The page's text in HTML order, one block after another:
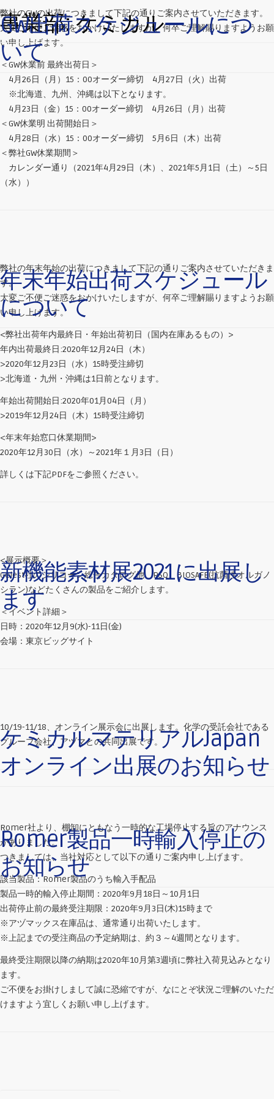
事業部:ケミカル
GW出荷スケジュールにつ
いて
弊社のGWの出荷につきまして下記の通りご案内させていただきます。
大変ご不便ご迷惑をおかけいたしますが、何卒ご理解賜りますようお願
い申し上げます。
＜GW休業前 最終出荷日＞
4月26日（月）15：00オーダー締切 4月27日（火）出荷
※北海道、九州、沖縄は以下となります。
4月23日（金）15：00オーダー締切 4月26日（月）出荷
＜GW休業明 出荷開始日＞
4月28日（水）15：00オーダー締切 5月6日（木）出荷
＜弊社GW休業期間＞
カレンダー通り（2021年4月29日（木）、2021年5月1日（土）～5日
（水））
年末年始出荷スケジュール
について
弊社の年末年始の出荷につきまして下記の通りご案内させていただきま
す。
大変ご不便ご迷惑をおかけいたしますが、何卒ご理解賜りますようお願
い申し上げます。
<弊社出荷年内最終日・年始出荷初日（国内在庫あるもの）>
年内出荷最終日:2020年12月24日（木）
>2020年12月23日（水）15時受注締切
>北海道・九州・沖縄は1日前となります。
年始出荷開始日:2020年01月04日（月）
>2019年12月24日（木）15時受注締切
<年末年始窓口休業期間>
2020年12月30日（水）～2021年１月3日（日）
詳しくは下記PDFをご参照ください。
新機能素材展2021に出展し
ます
<展示概要＞
Gelest社のシリコーン総合カタログ他、PSQ、BIOSAFE(抗菌性オルガノ
シラン)などたくさんの製品をご紹介します。
＜イベント詳細＞
日時：2020年12月9(水)-11日(金)
会場：東京ビッグサイト
ケミカルマテリアルJapan
オンライン出展のお知らせ
10/19-11/18、オンライン展示会に出展します。化学の受託会社である
グループ会社、アヅマとの共同出展です。
Romer製品一時輸入停止の
お知らせ
Romer社より、棚卸にともなう一時的な工場停止する旨のアナウンス
がありました。
つきましては、当社対応として以下の通りご案内申し上げます。
該当製品：Romer製品のうち輸入手配品
製品一時的輸入停止期間：2020年9月18日～10月1日
出荷停止前の最終受注期限：2020年9月3日(木)15時まで
※アヅマックス在庫品は、通常通り出荷いたします。
※上記までの受注商品の予定納期は、約３～4週間となります。
最終受注期限以降の納期は2020年10月第3週頃に弊社入荷見込みとなり
ます。
ご不便をお掛けしまして誠に恐縮ですが、なにとぞ状況ご理解のいただ
けますよう宜しくお願い申し上げます。